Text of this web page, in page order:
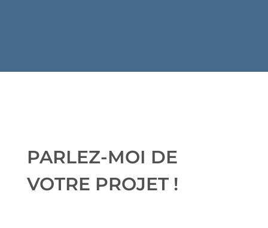
PARLEZ-MOI DE
VOTRE PROJET !